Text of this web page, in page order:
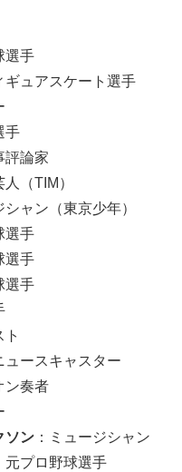
選手
ギュアスケート選手
手
評論家
人（TIM）
シャン（東京少年）
選手
選手
選手
ト
ュースキャスター
ン奏者
ソン ：ミュージシャン
元プロ野球選手